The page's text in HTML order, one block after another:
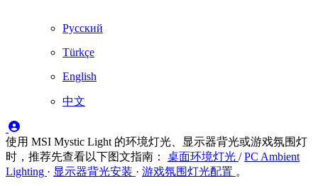
Русский
Türkçe
English
中文
使用 MSI Mystic Light 的环境灯光、显示器背光或游戏氛围灯
时，推荐先查看以下图文指南： 桌面环境灯光 /PC Ambient
Lighting · 显示器背光安装 · 游戏氛围灯光配置 。